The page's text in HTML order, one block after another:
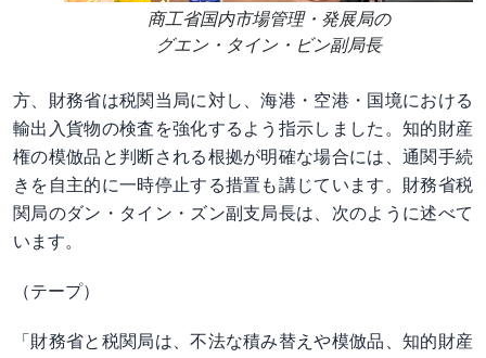
商工省国内市場管理・発展局の
グエン・タイン・ビン副局長
方、財務省は税関当局に対し、海港・空港・国境における
輸出入貨物の検査を強化するよう指示しました。知的財産
権の模倣品と判断される根拠が明確な場合には、通関手続
きを自主的に一時停止する措置も講じています。財務省税
関局のダン・タイン・ズン副支局長は、次のように述べて
います。
（テープ）
「財務省と税関局は、不法な積み替えや模倣品、知的財産